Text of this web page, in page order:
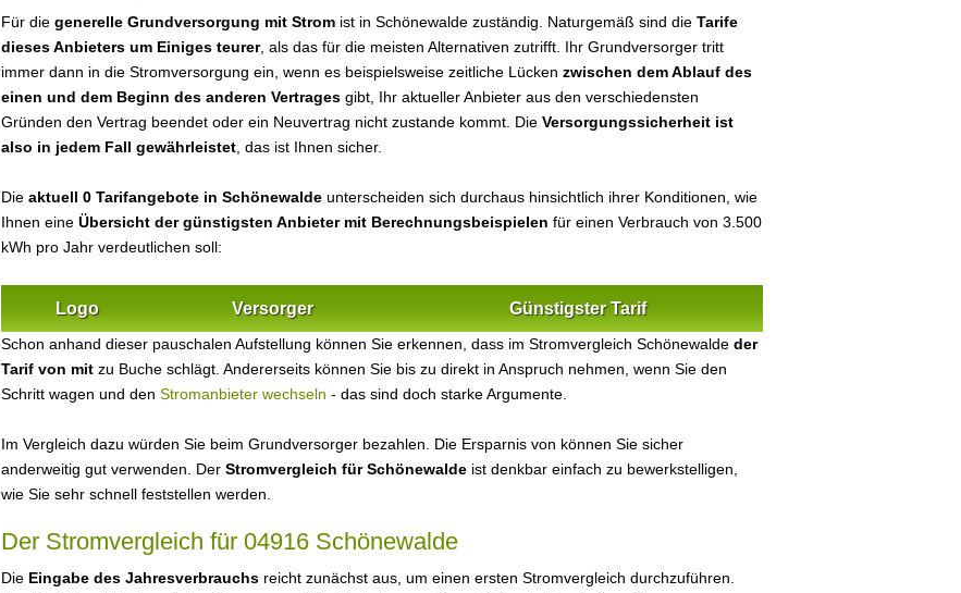
Für die generelle Grundversorgung mit Strom ist in Schönewalde zuständig. Naturgemäß sind die Tarife
dieses Anbieters um Einiges teurer, als das für die meisten Alternativen zutrifft. Ihr Grundversorger tritt
immer dann in die Stromversorgung ein, wenn es beispielsweise zeitliche Lücken zwischen dem Ablauf des
einen und dem Beginn des anderen Vertrages gibt, Ihr aktueller Anbieter aus den verschiedensten
Gründen den Vertrag beendet oder ein Neuvertrag nicht zustande kommt. Die Versorgungssicherheit ist
also in jedem Fall gewährleistet , das ist Ihnen sicher.
Die aktuell 0 Tarifangebote in Schönewalde unterscheiden sich durchaus hinsichtlich ihrer Konditionen, wie
Ihnen eine Übersicht der günstigsten Anbieter mit Berechnungsbeispielen für einen Verbrauch von 3.500
kWh pro Jahr verdeutlichen soll:
Logo Versorger Günstigster Tarif
Schon anhand dieser pauschalen Aufstellung können Sie erkennen, dass im Stromvergleich Schönewalde der
Tarif von mit zu Buche schlägt. Andererseits können Sie bis zu direkt in Anspruch nehmen, wenn Sie den
Schritt wagen und den Stromanbieter wechseln - das sind doch starke Argumente.
Im Vergleich dazu würden Sie beim Grundversorger bezahlen. Die Ersparnis von können Sie sicher
anderweitig gut verwenden. Der Stromvergleich für Schönewalde ist denkbar einfach zu bewerkstelligen,
wie Sie sehr schnell feststellen werden.
Der Stromvergleich für 04916 Schönewalde
Die Eingabe des Jahresverbrauchs reicht zunächst aus, um einen ersten Stromvergleich durchzuführen.